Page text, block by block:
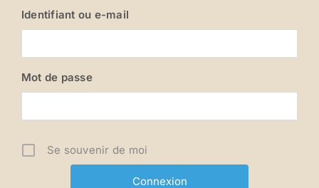
Identifiant ou e-mail
Mot de passe
Se souvenir de moi